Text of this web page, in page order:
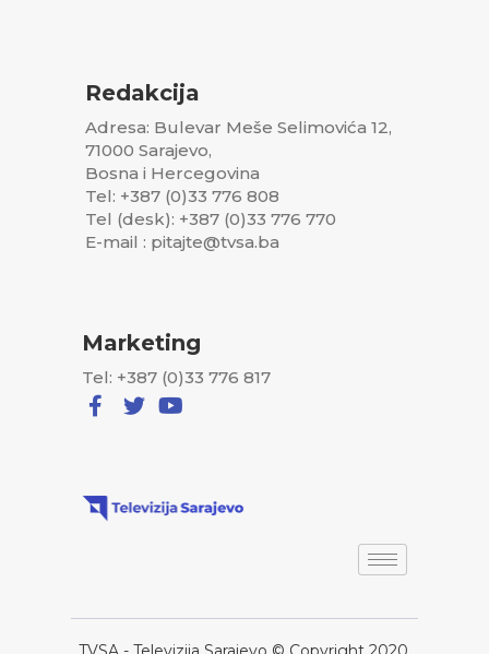
Redakcija
Adresa: Bulevar Meše Selimovića 12,
71000 Sarajevo,
Bosna i Hercegovina
Tel: +387 (0)33 776 808
Tel (desk): +387 (0)33 776 770
E-mail : pitajte@tvsa.ba
Marketing
Tel: +387 (0)33 776 817